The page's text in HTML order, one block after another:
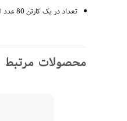
تعداد در یک کارتن 80 عدد است.
محصولات مرتبط